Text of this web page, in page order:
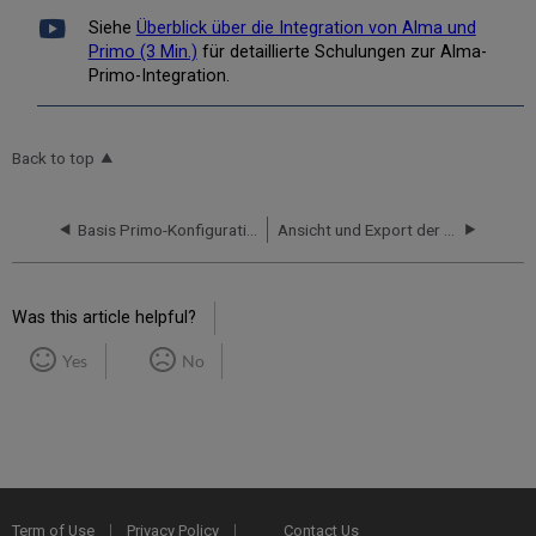
Siehe Überblick über die Integration von Alma und
Primo (3 Min.) für detaillierte Schulungen zur Alma-
Primo-Integration.
Back to top
Basis Primo-Konfiguration für die Integration mit Alma Ansicht und Export der Alma-Bibliotheken
Was this article helpful?
Yes No
Term of Use Privacy Policy Contact Us